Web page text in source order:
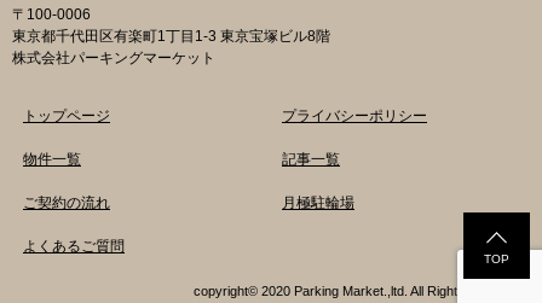
堺市HPはこちら 吹田市で撤去された場合 片山
保管所 住所 吹田市片山町1丁目22番 電話 06-
還の際に必要な書類 返還料 3,000円 自転車の鍵
般：2,000円／月 屋根あり 学生：1,800円／月
屋根あり 障害者：1,000円／月 各駐輪場で定期
管理会社にお問い合わせください。 一時利用料
す。 守口市HPはこちら 堺市の自転車駐輪場 利
転車駐輪場の管理事務所で行ってください。 利
用料金 登録手数料 不要です。 定期利用料金 立
体：地階・1階・2階 一般：2,090円／月 学生：
1,670円／月 減免：1,040円／月 立体：上記以
〒100-0006
東京都千代田区有楽町1丁目1-3 東京宝塚ビル8階
株式会社パーキングマーケット
トップページ
物件一覧
ご契約の流れ
よくあるご質問
プライバシーポリシー
記事一覧
月極駐輪場
copyright© 2020 Parking Market.,ltd. All Rights Reserved.
TOP